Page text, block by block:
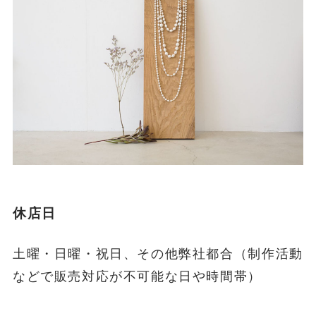
休店日
土曜・日曜・祝日、その他弊社都合（制作活動
などで販売対応が不可能な日や時間帯）